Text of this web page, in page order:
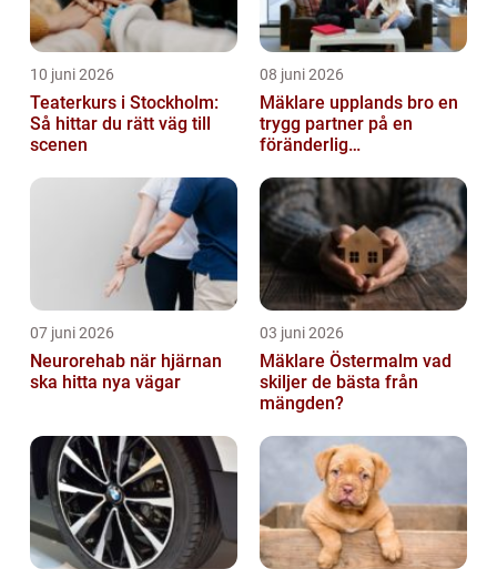
10 juni 2026
Teaterkurs i Stockholm:
Så hittar du rätt väg till
scenen
08 juni 2026
Mäklare upplands bro en
trygg partner på en
föränderlig
07 juni 2026
Neurorehab när hjärnan
ska hitta nya vägar
03 juni 2026
Mäklare Östermalm vad
skiljer de bästa från
mängden?